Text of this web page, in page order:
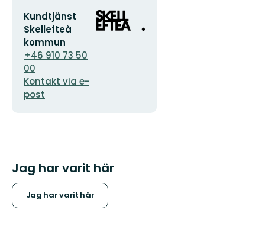
E-
postadress
Kundtjänst
Skellefteå
kommun
+46 910 73 50
00
Kontakt via e-
post
Organisationens
logotyp
Jag har varit här
Jag har varit här